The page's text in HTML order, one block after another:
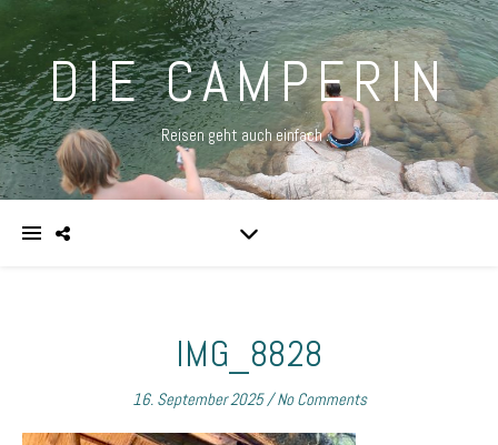
DIE CAMPERIN
Reisen geht auch einfach …
IMG_8828
16. September 2025/ No Comments